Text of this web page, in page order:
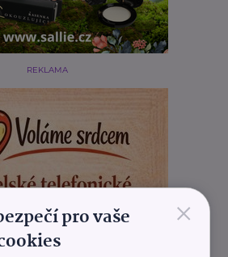
REKLAMA
×
pro vaše